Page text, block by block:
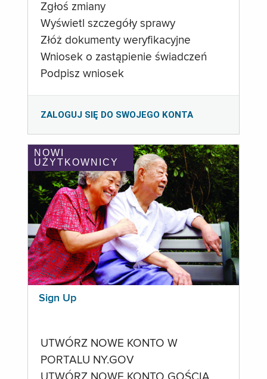
Zgłoś zmiany
Wyświetl szczegóły sprawy
Złóż dokumenty weryfikacyjne
Wniosek o zastąpienie świadczeń
Podpisz wniosek
ZALOGUJ SIĘ DO SWOJEGO KONTA
NOWI
UŻYTKOWNICY
Sign Up
UTWÓRZ NOWE KONTO W
PORTALU NY.GOV